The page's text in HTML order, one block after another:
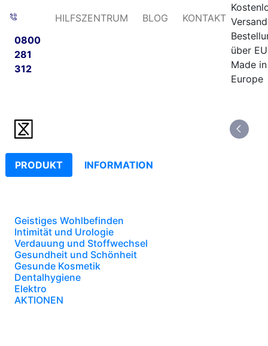
0800
281
312
HILFSZENTRUM BLOG KONTAKT
über
Made in
Europe
PRODUKT INFORMATION
Geistiges Wohlbefinden
Intimität und Urologie
Verdauung und Stoffwechsel
Gesundheit und Schönheit
Gesunde Kosmetik
Dentalhygiene
Elektro
AKTIONEN